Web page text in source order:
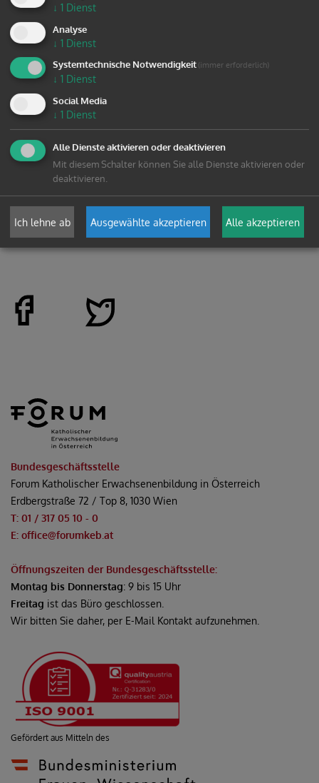
kurze Online-Infoveranstaltung zu den
Lehrgangsinhalten statt.
Dort wird der Lehrgang noch einmal vorgestellt und
es gibt die Möglichkeit, Fragen zu stellen.
zurück
Bundesgeschäftsstelle
Forum Katholischer Erwachsenenbildung in Österreich
Erdbergstraße 72 / Top 8, 1030 Wien
T: 01 / 317 05 10 - 0
E: office@forumkeb.at
Öffnungszeiten der Bundesgeschäftsstelle:
Montag bis Donnerstag: 9 bis 15 Uhr
Freitag ist das Büro geschlossen.
Wir bitten Sie daher, per E-Mail Kontakt aufzunehmen.
Gefördert aus Mitteln des
↓ 1 Dienst
Analyse
↓ 1 Dienst
Systemtechnische Notwendigkeit (immer erforderlich)
↓ 1 Dienst
Social Media
↓ 1 Dienst
Alle Dienste aktivieren oder deaktivieren
Mit diesem Schalter können Sie alle Dienste aktivieren oder
deaktivieren.
Ich lehne ab Ausgewählte akzeptieren Alle akzeptieren